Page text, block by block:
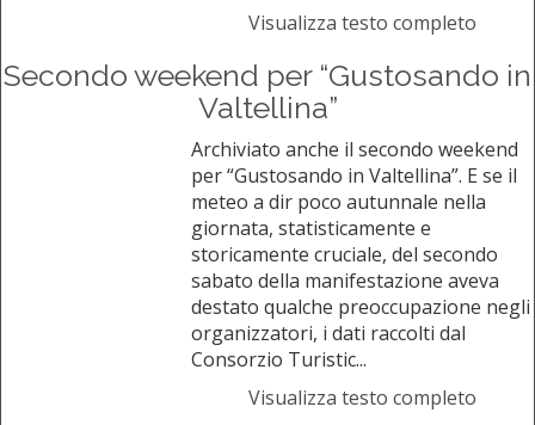
Visualizza testo completo
Secondo weekend per “Gustosando in
Valtellina”
Archiviato anche il secondo weekend
per “Gustosando in Valtellina”. E se il
meteo a dir poco autunnale nella
giornata, statisticamente e
storicamente cruciale, del secondo
sabato della manifestazione aveva
destato qualche preoccupazione negli
organizzatori, i dati raccolti dal
Consorzio Turistic...
Visualizza testo completo